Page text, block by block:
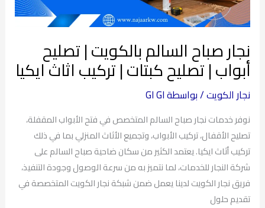
نجار صباح السالم بالكويت | تصليح
أبواب | تصليح كبتات | تركيب اثاث ايكيا
نجار الكويت/ بواسطةGI GI
نوفر خدمات نجار صباح السالم المتخصص في فتح الأبواب المقفلة،
تصليح الأقفال، تركيب الأبواب، وتجميع الأثاث المنزلي بما في ذلك
تركيب أثاث ايكيا. يعتمد الكثير من سكان ضاحية صباح السالم على
شركة النجار للخدمات، لما نتميز به من سرعة الوصول وجودة التنفيذ،
فريق نجار الكويت لدينا يعمل ضمن شبكة نجار الكويت المتخصصة في
تقديم حلول
|
تصليح
كبتات
|
تركيب
اثاث